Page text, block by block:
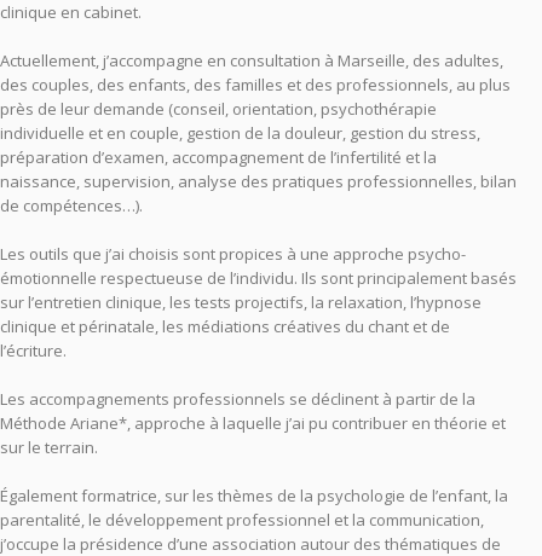
clinique en cabinet.
Actuellement, j’accompagne en consultation à Marseille, des adultes,
des couples, des enfants, des familles et des professionnels, au plus
près de leur demande (conseil, orientation, psychothérapie
individuelle et en couple, gestion de la douleur, gestion du stress,
préparation d’examen, accompagnement de l’infertilité et la
naissance, supervision, analyse des pratiques professionnelles, bilan
de compétences…).
Les outils que j’ai choisis sont propices à une approche psycho-
émotionnelle respectueuse de l’individu. Ils sont principalement basés
sur l’entretien clinique, les tests projectifs, la relaxation, l’hypnose
clinique et périnatale, les médiations créatives du chant et de
l’écriture.
Les accompagnements professionnels se déclinent à partir de la
Méthode Ariane*, approche à laquelle j’ai pu contribuer en théorie et
sur le terrain.
Également formatrice, sur les thèmes de la psychologie de l’enfant, la
parentalité, le développement professionnel et la communication,
j’occupe la présidence d’une association autour des thématiques de